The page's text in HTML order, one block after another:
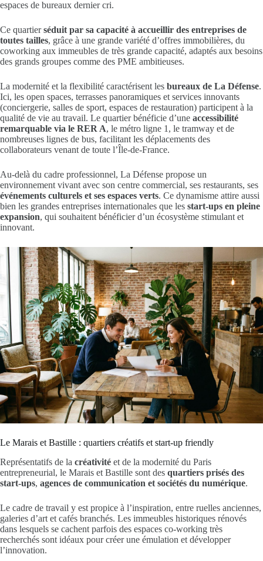
espaces de bureaux dernier cri.
Ce quartierséduit par sa capacité à accueillir des entreprises de
toutes tailles, grâce à une grande variété d’offres immobilières, du
coworking aux immeubles de très grande capacité, adaptés aux besoins
des grands groupes comme des PME ambitieuses.
La modernité et la flexibilité caractérisent les bureaux de La Défense.
Ici, les open spaces, terrasses panoramiques et services innovants
(conciergerie, salles de sport, espaces de restauration) participent à la
qualité de vie au travail. Le quartier bénéficie d’une accessibilité
remarquable via le RER A, le métro ligne 1, le tramway et de
nombreuses lignes de bus, facilitant les déplacements des
collaborateurs venant de toute l’Île-de-France.
Au-delà du cadre professionnel, La Défense propose un
environnement vivant avec son centre commercial, ses restaurants, ses
événements culturels et ses espaces verts. Ce dynamisme attire aussi
bien les grandes entreprises internationales que les start-ups en pleine
expansion, qui souhaitent bénéficier d’un écosystème stimulant et
innovant.
Le Marais et Bastille : quartiers créatifs et start-up friendly
Représentatifs de la créativité et de la modernité du Paris
entrepreneurial, le Marais et Bastille sont des quartiers prisés des
start-ups, agences de communication et sociétés du numérique.
Le cadre de travail y est propice à l’inspiration, entre ruelles anciennes,
galeries d’art et cafés branchés. Les immeubles historiques rénovés
dans lesquels se cachent parfois des espaces co-working très
recherchés sont idéaux pour créer une émulation et développer
l’innovation.